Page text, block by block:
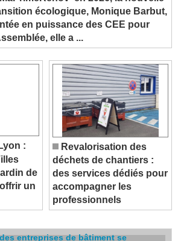
en 2026, la nouvelle
écologique, Monique Barbut,
en puissance des CEE pour
elle a ...
:
de
un
Revalorisation des
déchets de chantiers :
des services dédiés pour
accompagner les
professionnels